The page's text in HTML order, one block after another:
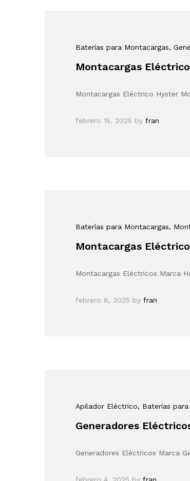
Baterías para Montacargas,
Montacargas
Montacargas Eléctrico Hyster
febrero 15, 2025 by fran
Baterías para Montacargas,
Montacargas
Montacargas Eléctricos Marca
febrero 8, 2025 by fran
Apilador Eléctrico, Baterías
Generadores
Generadores Eléctricos Marca